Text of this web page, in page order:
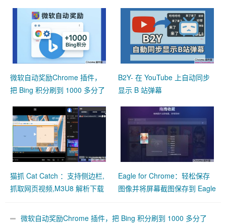
微软自动奖励Chrome 插件，
把 Bing 积分刷到 1000 多分了
B2Y- 在 YouTube 上自动同步
显示 B 站弹幕
猫抓 Cat Catch ：支持侧边栏,
抓取网页视频,M3U8 解析下载
Eagle for Chrome：轻松保存
图像并将屏幕截图保存到 Eagle
微软自动奖励Chrome 插件，把 Bing 积分刷到 1000 多分了